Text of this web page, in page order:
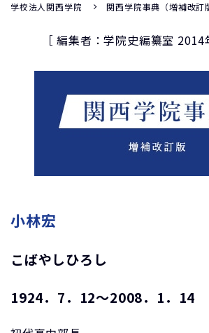
学校法人関西学院 関西学院事典（増補改訂
［ 編集者：学院史編纂室 2014
小林宏
こばやしひろし
1924．7．12～2008．1．14